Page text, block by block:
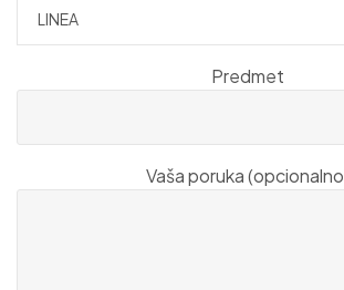
Predmet
Vaša poruka